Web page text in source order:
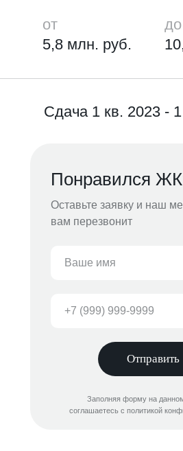
Оставьте заявку и наш
вам перезвонит
Понравился
Заполняя форму на
соглашаетесь с политикой
5,8 млн. руб.
Сдача 1 кв. 2023 -
от до
Отправить